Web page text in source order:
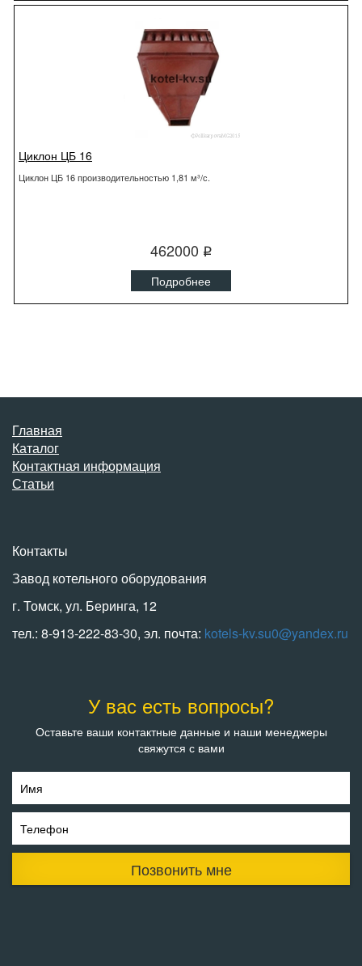
Циклон ЦБ 16
Циклон ЦБ 16 производительностью 1,81 м³/с.
462000 q
Подробнее
Главная
Каталог
Контактная информация
Статьи
Контакты
Завод котельного оборудования
г. Томск, ул. Беринга, 12
тел.: 8-913-222-83-30, эл. почта: kotels-kv.su0@yandex.ru
У вас есть вопросы?
Оставьте ваши контактные данные и наши менеджеры
свяжутся с вами
Имя
Телефон
Позвонить мне